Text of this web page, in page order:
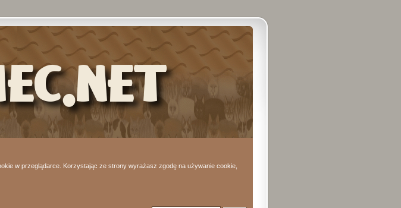
w przeglądarce. Korzystając ze strony wyrażasz zgodę na używanie cookie,